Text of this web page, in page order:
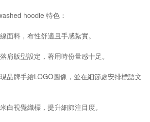
hoodie 特色：
面料，布性舒適且手感紮實。
肩版型設定，著用時份量感十足。
品牌手繪LOGO圖像，並在細節處安排標語文
白視覺織標，提升細節注目度。